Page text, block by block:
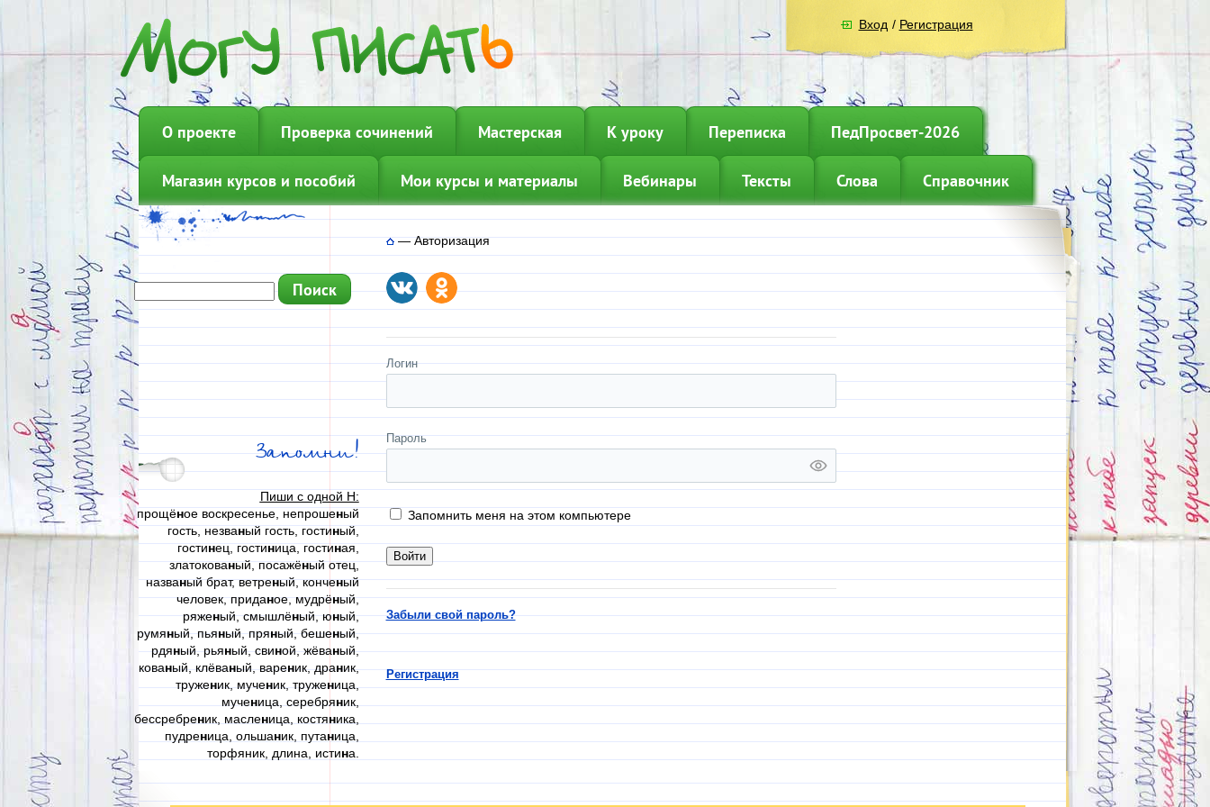
Вход / Регистрация
О проекте Проверка сочинений Мастерская К уроку Переписка ПедПросвет-2026
Магазин курсов и пособий Мои курсы и материалы Вебинары Тексты Слова Справочник
Запомни!
Пиши с одной Н:
прощёное воскресенье, непрошеный
гость, незваный гость, гостиный,
гостинец, гостиница, гостиная,
златокованый, посажёный отец,
названый брат, ветреный, конченый
человек, приданое, мудрёный,
ряженый, смышлёный, юный,
румяный, пьяный, пряный, бешеный,
рдяный, рьяный, свиной, жёваный,
кованый, клёваный, вареник, драник,
труженик, мученик, труженица,
мученица, серебряник,
бессребреник, масленица, костяника,
пудреница, ольшаник, путаница,
торфяник, длина, истина.
—Авторизация
Логин
Пароль
Запомнить меня на этом компьютере
Забыли свой пароль?
Регистрация